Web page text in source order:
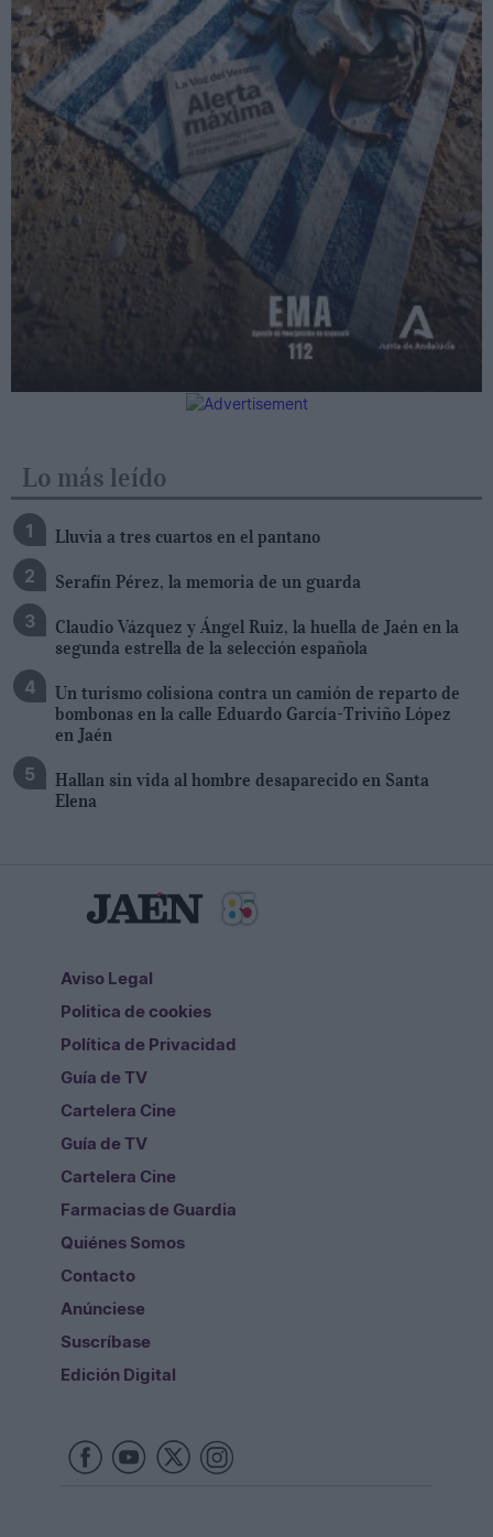
Lo más leído
Lluvia a tres cuartos en el pantano
Serafín Pérez, la memoria de un guarda
Claudio Vázquez y Ángel Ruiz, la huella de Jaén en la
segunda estrella de la selección española
Un turismo colisiona contra un camión de reparto de
bombonas en la calle Eduardo García-Triviño López
en Jaén
Hallan sin vida al hombre desaparecido en Santa
Elena
Aviso Legal
Politica de cookies
Política de Privacidad
Guía de TV
Cartelera Cine
Guía de TV
Cartelera Cine
Farmacias de Guardia
Quiénes Somos
Contacto
Anúnciese
Suscríbase
Edición Digital